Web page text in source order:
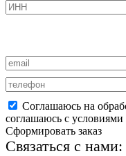
Соглашаюсь на
соглашаюсь с
Сформировать заказ
Связаться с нами: